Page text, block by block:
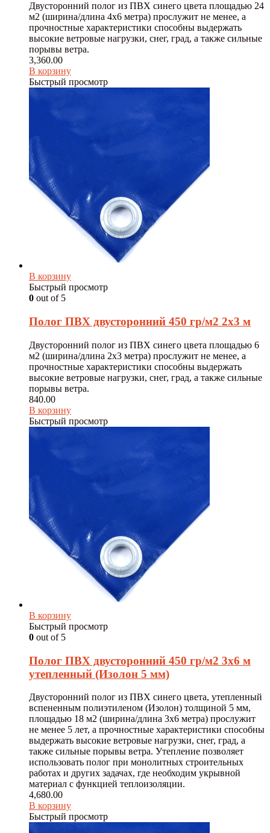
Двусторонний полог из ПВХ синего цвета площадью 24
м2 (ширина/длина 4х6 метра) прослужит не менее, а
прочностные характеристики способны выдержать
высокие ветровые нагрузки, снег, град, а также сильные
порывы ветра.
3,360.00
В корзину
Быстрый просмотр
В корзину
Быстрый просмотр
0 out of 5
Полог ПВХ двусторонний 450 гр/м2 2х3 м
Двусторонний полог из ПВХ синего цвета площадью 6
м2 (ширина/длина 2х3 метра) прослужит не менее, а
прочностные характеристики способны выдержать
высокие ветровые нагрузки, снег, град, а также сильные
порывы ветра.
840.00
В корзину
Быстрый просмотр
В корзину
Быстрый просмотр
0 out of 5
Полог ПВХ двусторонний 450 гр/м2 3х6 м
утепленный (Изолон 5 мм)
Двусторонний полог из ПВХ синего цвета, утепленный
вспененным полиэтиленом (Изолон) толщиной 5 мм,
площадью 18 м2 (ширина/длина 3х6 метра) прослужит
не менее 5 лет, а прочностные характеристики способны
выдержать высокие ветровые нагрузки, снег, град, а
также сильные порывы ветра. Утепление позволяет
использовать полог при монолитных строительных
работах и других задачах, где необходим укрывной
материал с функцией теплоизоляции.
4,680.00
В корзину
Быстрый просмотр